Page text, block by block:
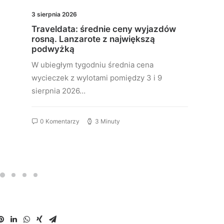
3 sierpnia 2026
Traveldata: średnie ceny wyjazdów
rosną. Lanzarote z największą
podwyżką
W ubiegłym tygodniu średnia cena
wycieczek z wylotami pomiędzy 3 i 9
sierpnia 2026…
0 Komentarzy 3 Minuty